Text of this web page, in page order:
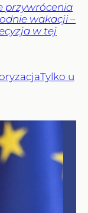
przywrócenia
wakacji –
w tej
Tylko u